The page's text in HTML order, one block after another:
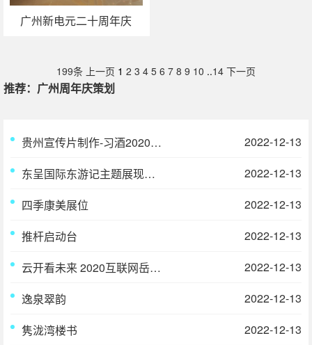
广州新电元二十周年庆
199条 上一页 1 2 3 4 5 6 7 8 9 10 ..14 下一页
推荐：广州周年庆策划
贵州宣传片制作-习酒2020年 君品荟-高端品鉴会宣传片
2022-12-13
东呈国际东游记主题展现场花絮与沉浸式舞美
2022-12-13
四季康美展位
2022-12-13
推杆启动台
2022-12-13
云开看未来 2020互联网岳麓峰会
2022-12-13
逸泉翠韵
2022-12-13
隽泷湾楼书
2022-12-13